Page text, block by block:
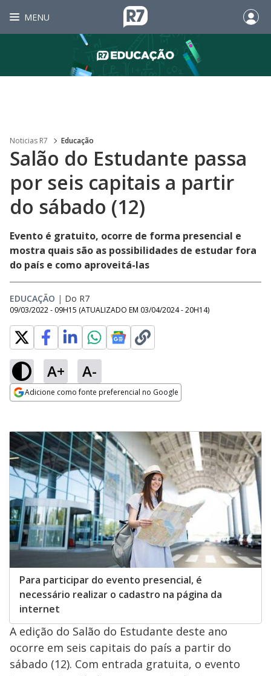
MENU
Noticias R7 Educação
Salão do Estudante passa
por seis capitais a partir
do sábado (12)
Evento é gratuito, ocorre de forma presencial e
mostra quais são as possibilidades de estudar fora
do país e como aproveitá-las
EDUCAÇÃO | Do R7
09/03/2022 - 09H15 (ATUALIZADO EM 03/04/2024 - 20H14)
A+ A-
Adicione como fonte preferencial no Google
Para participar do evento presencial, é
necessário realizar o cadastro na página da
internet
A edição do Salão do Estudante deste ano
ocorre em seis capitais do país a partir do
sábado (12). Com entrada gratuita, o evento